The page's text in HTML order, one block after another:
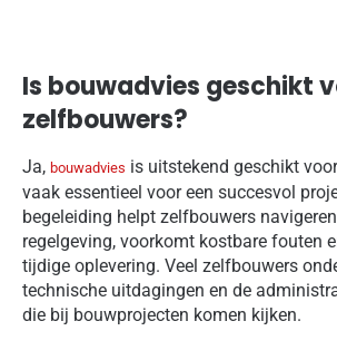
Is bouwadvies geschikt
zelfbouwers?
Ja, bouwadvies is uitstekend geschikt
vaak essentieel voor een succesvol
begeleiding helpt zelfbouwers
regelgeving, voorkomt kostbare fouten
tijdige oplevering. Veel zelfbouwers
technische uitdagingen en de
die bij bouwprojecten komen kijken.